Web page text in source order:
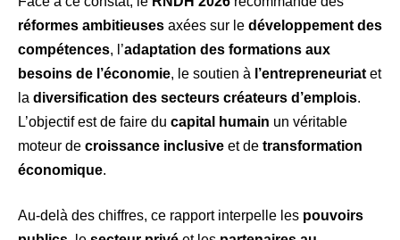
réformes ambitieuses axées sur le développement des
compétences, l’adaptation des formations aux
besoins de l’économie, le soutien à l’entrepreneuriat et
la diversification des secteurs créateurs d’emplois.
L’objectif est de faire du capital humain un véritable
moteur de croissance inclusive et de transformation
économique.
Au-delà des chiffres, ce rapport interpelle les pouvoirs